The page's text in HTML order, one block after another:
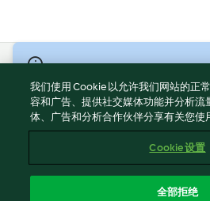
服務條款
隱私權政策
網頁所有權
我们使用 Cookie 以允许我们网站的正
容和广告、提供社交媒体功能并分析流
体、广告和分析合作伙伴分享有关您使
Cookie 设置
全部拒绝